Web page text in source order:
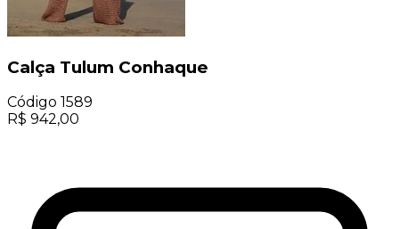
Calça Tulum Conhaque
Código 1589
R$ 942,00